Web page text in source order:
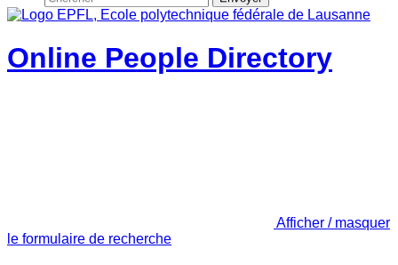
Online People Directory
Afficher / masquer
le formulaire de recherche